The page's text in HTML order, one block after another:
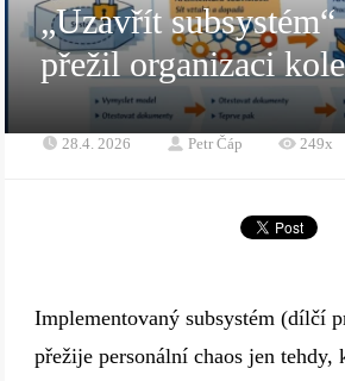
„Uzavřít
přežil organizaci
28.4. 2026 Petr Čáp 249x
Implementovaný subsystém (dílčí
přežije personální chaos jen tehdy,